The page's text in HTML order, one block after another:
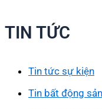
TIN TỨC
Tin tức sự kiện
Tin bất động sản